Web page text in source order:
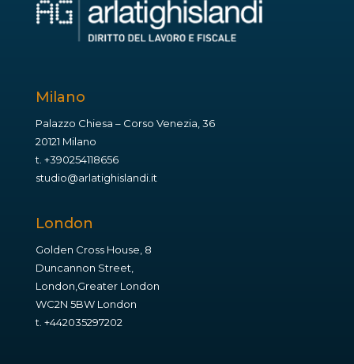
Milano
Palazzo Chiesa – Corso Venezia, 36
20121 Milano
t. +390254118656
studio@arlatighislandi.it
London
Golden Cross House, 8
Duncannon Street,
London,Greater London
WC2N 5BW London
t. +442035297202